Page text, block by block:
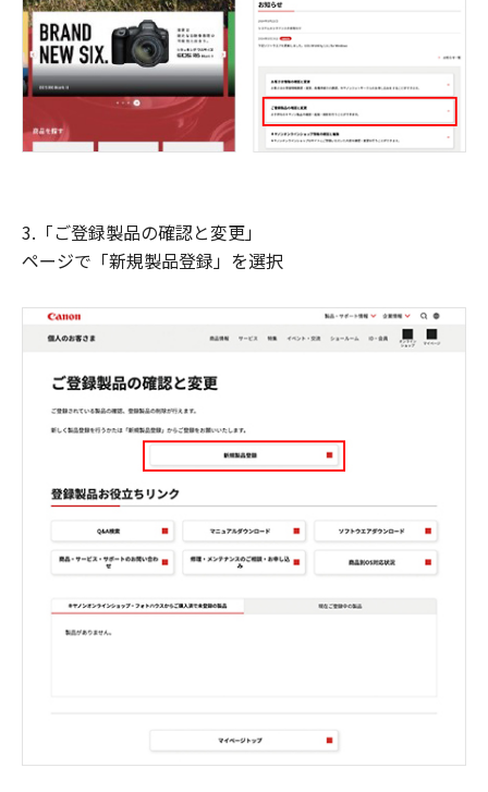
3.「ご登録製品の確認と変更」
ページで「新規製品登録」を選択